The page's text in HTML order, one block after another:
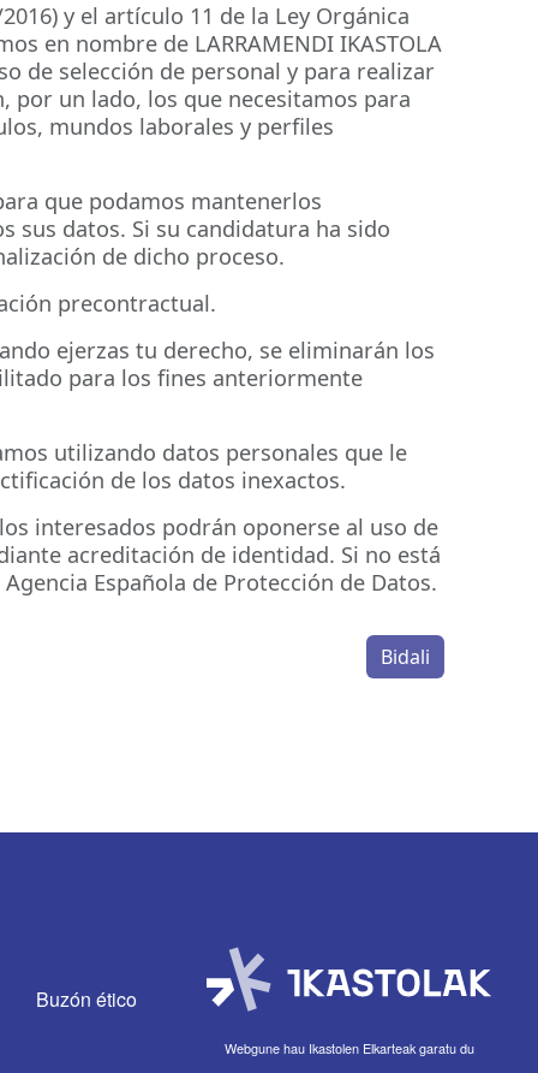
y el artículo 11 de la Ley Orgánica
en nombre de LARRAMENDI IKASTOLA
de selección de personal y para realizar
por un lado, los que necesitamos para
mundos laborales y perfiles
que podamos mantenerlos
sus datos. Si su candidatura ha sido
de dicho proceso.
precontractual.
ejerzas tu derecho, se eliminarán los
para los fines anteriormente
utilizando datos personales que le
de los datos inexactos.
interesados podrán oponerse al uso de
acreditación de identidad. Si no está
Española de Protección de Datos.
Bidali
Buzón ético
Webgune hau Ikastolen Elkarteak garatu du